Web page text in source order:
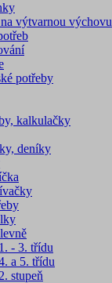
výtvarnou výchovu
potřeby
kalkulačky
deníky
- 3. třídu
a 5. třídu
stupeň